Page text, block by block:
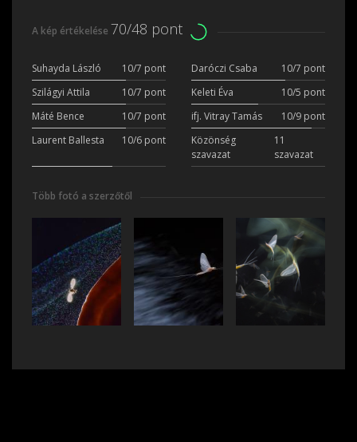
A kép értékelése 70/48 pont
Suhayda László 10/7 pont Daróczi Csaba
10/7 pont
Szilágyi Attila
10/7 pont Keleti Éva
10/5 pont
Máté Bence
10/7 pont ifj. Vitray Tamás
10/9 pont
Laurent Ballesta
10/6 pont
Közönség
szavazat
11
szavazat
Több fotó a szerzőtől